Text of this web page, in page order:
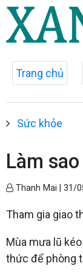
Trang chủ
Sức khỏe
Làm
Thanh Mai | 31/
Tham gia giao
Mùa mưa lũ
thức để phòng